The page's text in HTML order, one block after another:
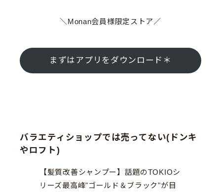
＼Monan会員様限定ストア／
まずはアプリをダウンロード＊
バラエティショップでは売ってない(ドンキ
やロフト)
【髪質改善シャンプー】話題のTOKIOシ
リーズ最高峰"ゴールド＆ブラック"が目